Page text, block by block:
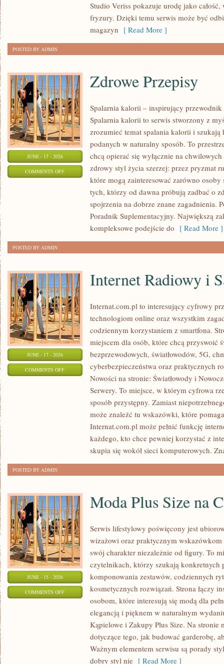
WIZAŻYSTÓWStudio Veriss pokazuje urodę jako
fryzury. Dzięki temu serwis może być
magazyn [ Read More ]
POSTED BY ADMIN
JUNE - 17 - 2026
COMMENTS OFFON
Zdrowe Przepisy
Spalarnia kalorii – inspirujący
Spalarnia kalorii to serwis stworzony z
zrozumieć temat spalania kalorii i
podanych w naturalny sposób. To
chcą opierać się wyłącznie na
zdrowy styl życia szerzej: przez pryzmat
które mogą zainteresować zarówno
tych, którzy od dawna próbują zadbać o
spojrzenia na dobrze znane zagadnienia.
Poradnik Suplementacyjny. Największą
kompleksowe podejście do [ Read More ]
POSTED BY ADMIN
JUNE - 17 - 2026
COMMENTS OFFON
SATELITARNY
Internet Radiowy i
Internat.com.pl to interesujący cyfrowy
technologiom online oraz wszystkim
codziennym korzystaniem z smartfona.
miejscem dla osób, które chcą przyswoić
bezprzewodowych, światłowodów, 5G,
cyberbezpieczeństwa oraz praktycznych
Nowości na stronie: Światłowody i
Serwery. To miejsce, w którym cyfrowa
sposób przystępny. Zamiast
może znaleźć tu wskazówki, które
Internat.com.pl może pełnić funkcję
każdego, kto chce pewniej korzystać z
skupia się wokół sieci komputerowych.
POSTED BY ADMIN
JUNE - 15 - 2026
COMMENTS OFFON
Moda Plus Size na
Serwis lifestylowy poświęcony jest
wizażowi oraz praktycznym
swój charakter niezależnie od figury. To
czytelnikach, którzy szukają konkretnych
komponowania zestawów, codziennych
kosmetycznych rozwiązań. Strona łączy
osobom, które interesują się modą dla
elegancją i pięknem w naturalnym
Kąpielowe i Zakupy Plus Size. Na stronie
dotyczące tego, jak budować garderobę,
Ważnym elementem serwisu są porady
dobry styl nie [ Read More ]